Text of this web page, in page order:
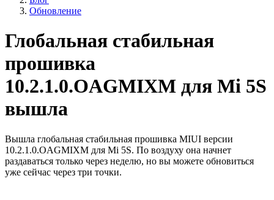
Обновление
Глобальная стабильная
прошивка
10.2.1.0.OAGMIXM для Mi 5S
вышла
Вышла глобальная стабильная прошивка MIUI версии
10.2.1.0.OAGMIXM для Mi 5S. По воздуху она начнет
раздаваться только через неделю, но вы можете обновиться
уже сейчас через три точки.